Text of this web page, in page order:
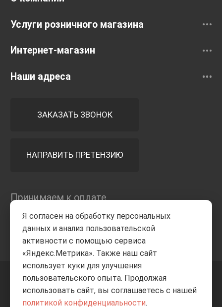
Услуги розничного магазина
Интернет-магазин
Наши адреса
ЗАКАЗАТЬ ЗВОНОК
НАПРАВИТЬ ПРЕТЕНЗИЮ
Принимаем к оплате
+7 8332205-805 ВВЕРХ
Я согласен на обработку персональных
данных и анализ пользовательской
активности с помощью сервиса
«Яндекс.Метрика». Также наш сайт
использует куки для улучшения
пользовательского опыта. Продолжая
использовать сайт, вы соглашаетесь с нашей
политикой конфиденциальности.